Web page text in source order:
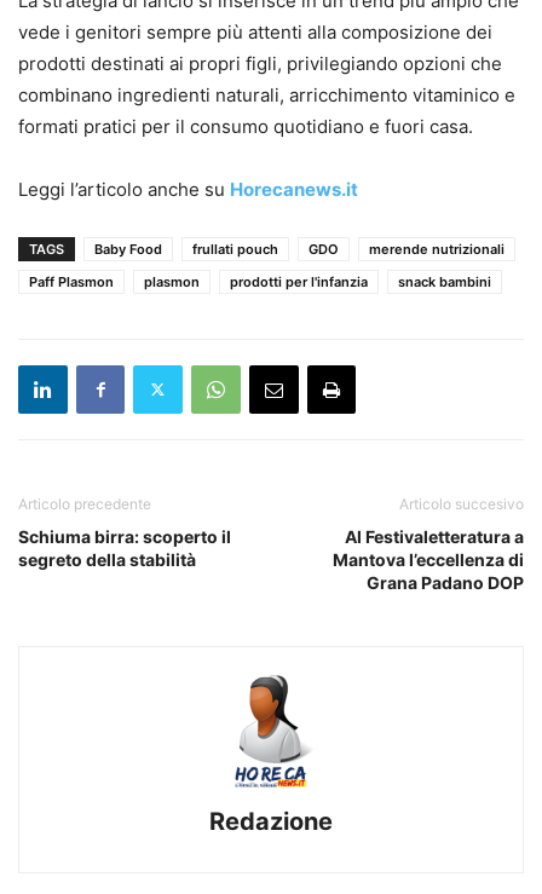
vede i genitori sempre più attenti alla composizione dei
prodotti destinati ai propri figli, privilegiando opzioni che
combinano ingredienti naturali, arricchimento vitaminico e
formati pratici per il consumo quotidiano e fuori casa.
Leggi l’articolo anche su Horecanews.it
TAGS Baby Food frullati pouch GDO
merende nutrizionali
Paff Plasmon
plasmon prodotti per l'infanzia snack bambini
Articolo precedente
Schiuma birra: scoperto il
segreto della stabilità
Articolo succesivo
Al Festivaletteratura a
Mantova l’eccellenza di
Grana Padano DOP
Redazione